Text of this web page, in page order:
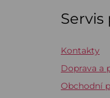
Servis
Kontakty
Doprava a
Obchodní